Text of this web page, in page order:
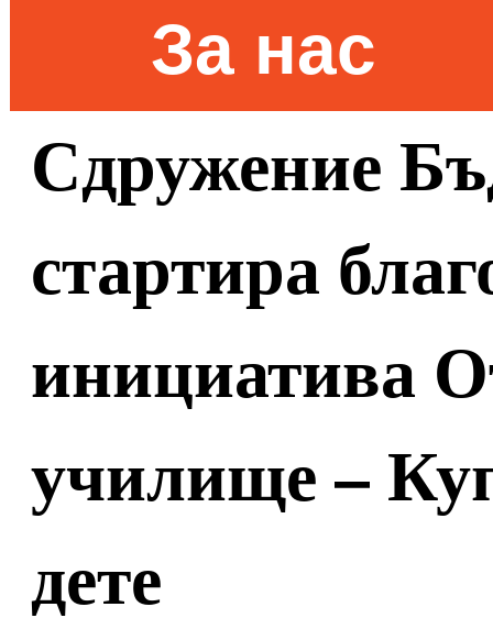
За нас
Сдружение
стартира
инициатива
училище –
дете